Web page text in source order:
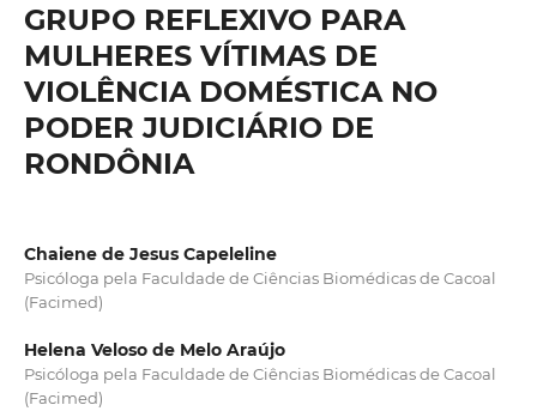
GRUPO REFLEXIVO PARA
MULHERES VÍTIMAS DE
VIOLÊNCIA DOMÉSTICA NO
PODER JUDICIÁRIO DE
RONDÔNIA
Chaiene de Jesus Capeleline
Psicóloga pela Faculdade de Ciências Biomédicas de Cacoal
(Facimed)
Helena Veloso de Melo Araújo
Psicóloga pela Faculdade de Ciências Biomédicas de Cacoal
(Facimed)